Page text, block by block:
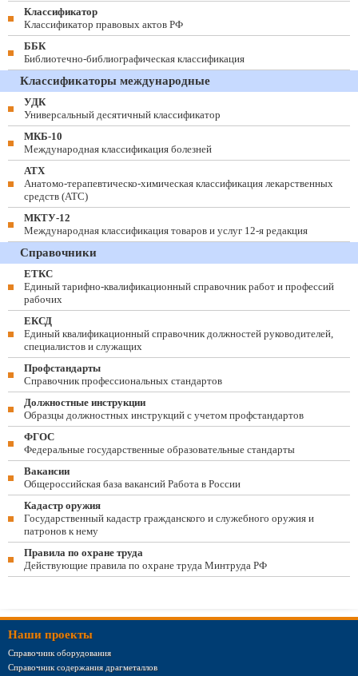
Классификатор
Классификатор правовых актов РФ
ББК
Библиотечно-библиографическая классификация
Классификаторы международные
УДК
Универсальный десятичный классификатор
МКБ-10
Международная классификация болезней
АТХ
Анатомо-терапевтическо-химическая классификация лекарственных
средств (ATC)
МКТУ-12
Международная классификация товаров и услуг 12-я редакция
Справочники
ЕТКС
Единый тарифно-квалификационный справочник работ и профессий
рабочих
ЕКСД
Единый квалификационный справочник должностей руководителей,
специалистов и служащих
Профстандарты
Справочник профессиональных стандартов
Должностные инструкции
Образцы должностных инструкций с учетом профстандартов
ФГОС
Федеральные государственные образовательные стандарты
Вакансии
Общероссийская база вакансий Работа в России
Кадастр оружия
Государственный кадастр гражданского и служебного оружия и
патронов к нему
Правила по охране труда
Действующие правила по охране труда Минтруда РФ
Наши проекты
Справочник оборудования
Справочник содержания драгметаллов